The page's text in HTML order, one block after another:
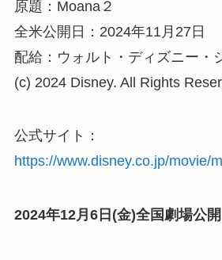
原題：Moana２
全米公開日：2024年11月27日
配給：ウォルト・ディズニー・
(c) 2024 Disney. All Rights
公式サイト：
https://www.disney.co.jp/movie/
2024年12月6日(金)全国劇場公開